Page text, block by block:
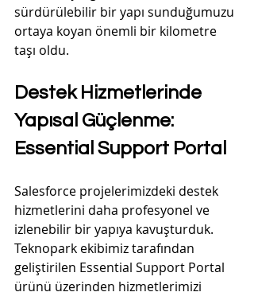
sürdürülebilir bir yapı sunduğumuzu
ortaya koyan önemli bir kilometre
taşı oldu.
Destek Hizmetlerinde
Yapısal Güçlenme:
Essential Support Portal
Salesforce projelerimizdeki destek
hizmetlerini daha profesyonel ve
izlenebilir bir yapıya kavuşturduk.
Teknopark ekibimiz tarafından
geliştirilen Essential Support Portal
ürünü üzerinden hizmetlerimizi